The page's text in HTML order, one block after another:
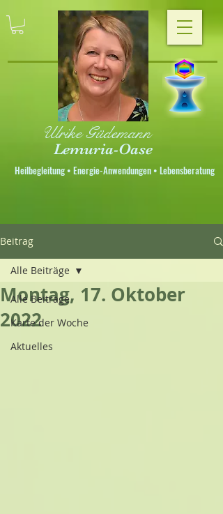
Lemuria-Oase
Ulrike Güdemann
Heilbegleitung • Energie-Anwendungen • Lebensberatung
Beitrag
Alle Beiträge
Karte der Woche
Aktuelles
Alle Beiträge
Montag, 17. Oktober
2022